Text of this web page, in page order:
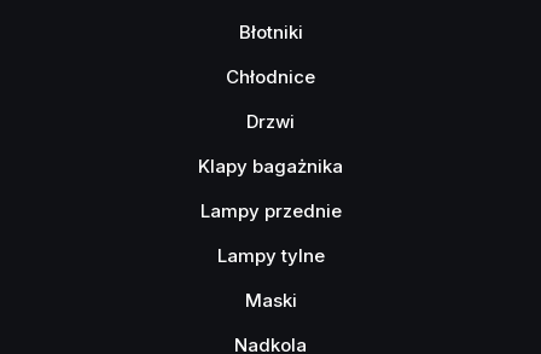
Błotniki
Chłodnice
Drzwi
Klapy bagażnika
Lampy przednie
Lampy tylne
Maski
Nadkola